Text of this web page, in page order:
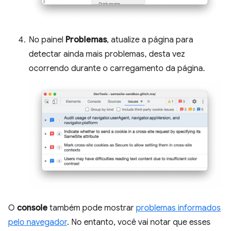
No painel Problemas, atualize a página para
detectar ainda mais problemas, desta vez
ocorrendo durante o carregamento da página.
O console também pode mostrar problemas informados
pelo navegador. No entanto, você vai notar que esses